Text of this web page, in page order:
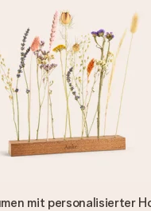
mit personalisierter